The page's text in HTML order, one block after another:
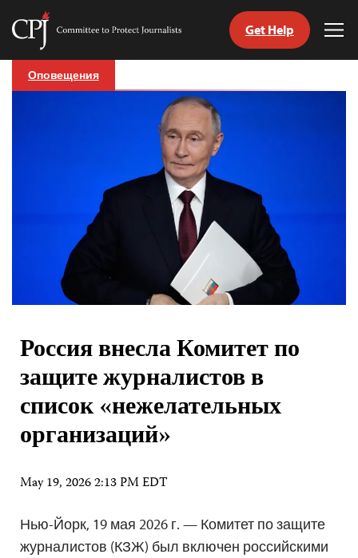
Skip
Committee
Protect
Journalists
Get Help
Оповещения
Россия внесла Комитет по
защите журналистов в
список «нежелательных
организаций»
May 19, 2026 2:13 PM EDT
Нью-Йорк, 19 мая 2026 г. — Комитет по защите
журналистов (КЗЖ) был включен российскими